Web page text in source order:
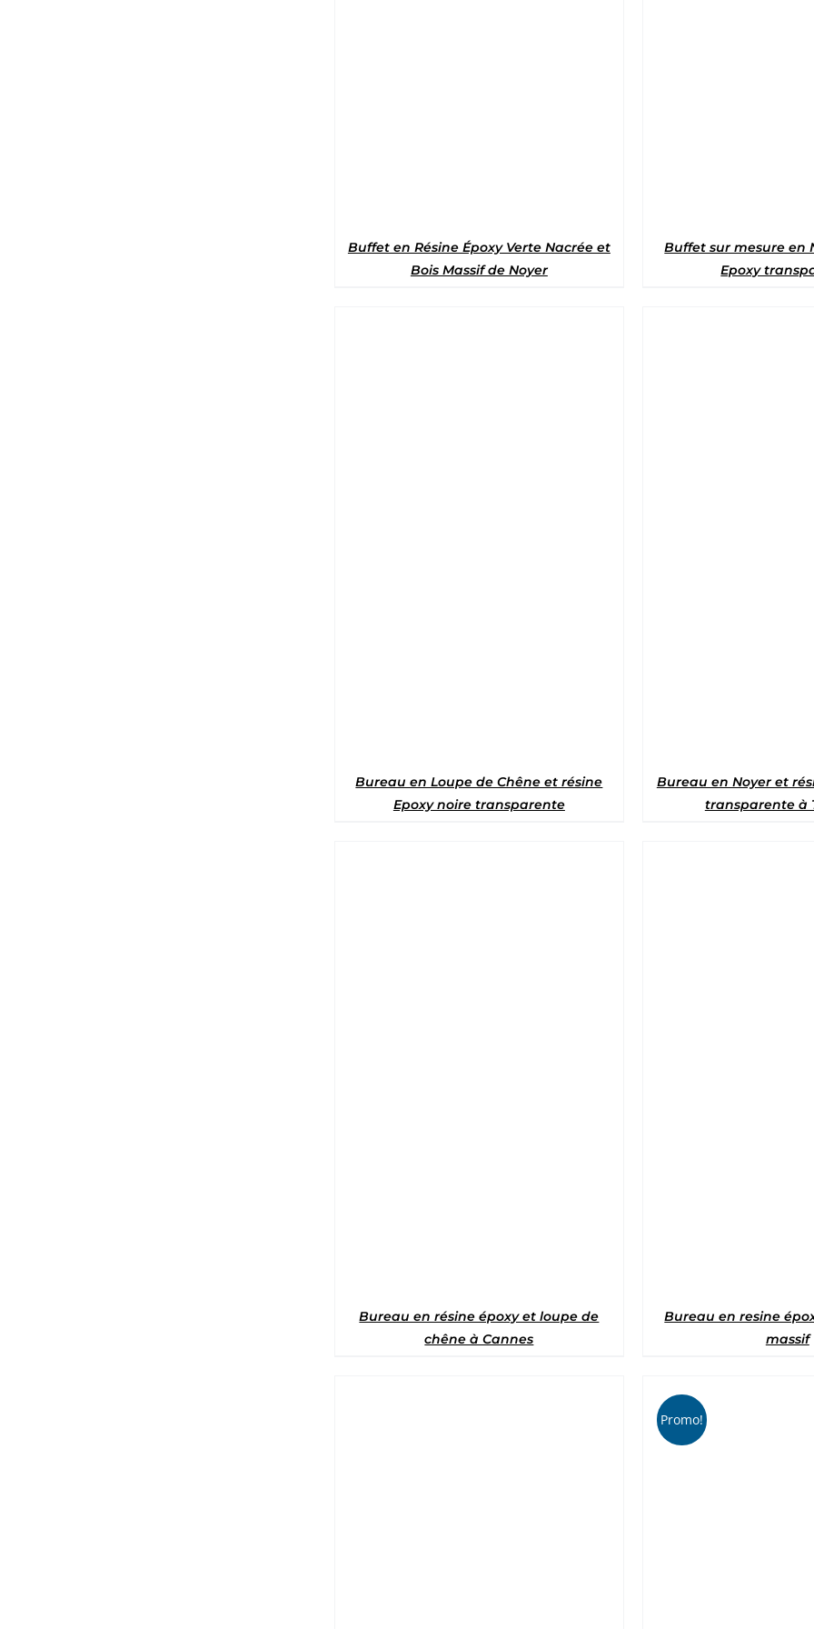
Buffet en Résine Époxy Verte Nacrée et
Bois Massif de Noyer
Buffet sur mesure en
Epoxy
Bureau en Loupe de Chêne et résine
Epoxy noire transparente
Bureau en Noyer et
transparente à
Bureau en résine époxy et loupe de
chêne à Cannes
Bureau en resine
massif
Promo!